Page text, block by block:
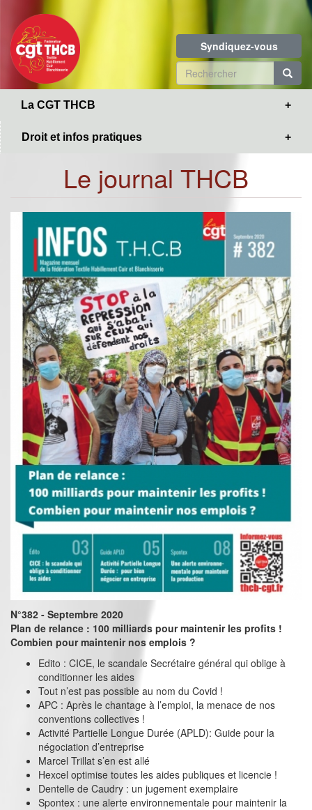
contenu
principal
Syndiquez-vous
Formulaire
de
La CGT THCB
Droit et infos pratiques
Le journal THCB
N°382 - Septembre 2020
Plan de relance : 100 milliards pour maintenir les profits !
Combien pour maintenir nos emplois ?
Edito : CICE, le scandale Secrétaire général qui oblige à
conditionner les aides
Tout n’est pas possible au nom du Covid !
APC : Après le chantage à l’emploi, la menace de nos
conventions collectives !
Activité Partielle Longue Durée (APLD): Guide pour la
négociation d’entreprise
Marcel Trillat s’en est allé
Hexcel optimise toutes les aides publiques et licencie !
Dentelle de Caudry : un jugement exemplaire
Spontex : une alerte environnementale pour maintenir la